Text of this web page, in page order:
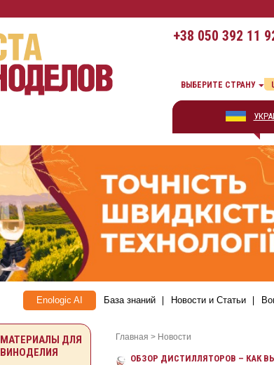
+38 050 392 11
ВЫБЕРИТЕ СТРАНУ
Enologic AI База знаний Новости и Статьи
Главная > Новости
ОБЗОР ДИСТИЛЛЯТОРОВ – КАК
МАТЕРИАЛЫ ДЛЯ
ВИНОДЕЛИЯ